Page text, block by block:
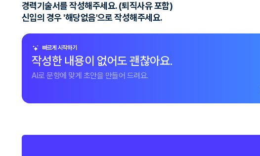
경력기술서를 작성해주세요. (퇴직사유 포함)
신입의 경우 '해당없음'으로 작성해주세요.
빠르게 시작하기
작성한 내용이 없어도 괜찮아요.
AI로 문항에 맞게 초안을 만들어 드려요.